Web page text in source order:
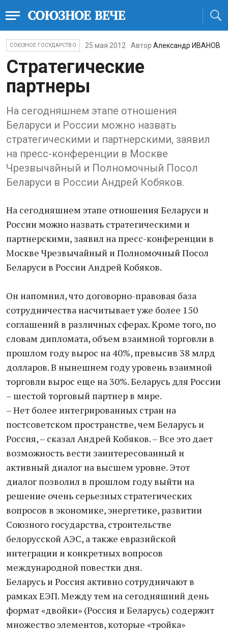
СОЮЗНОЕ ГОСУДАРСТВО 25 мая 2012 Автор Александр ИВАНОВ
Стратегические
партнеры
На сегодняшнем этапе отношения
Беларуси и России можно назвать
стратегическими и партнерскими, заявил
на пресс-конференции в Москве
Чрезвычайный и Полномочный Посол
Беларуси в России Андрей Кобяков.
На сегодняшнем этапе отношения Беларуси и
России можно назвать стратегическими и
партнерскими, заявил на пресс-конференции в
Москве Чрезвычайный и Полномочный Посол
Беларуси в России Андрей Кобяков.
Он напомнил, что договорно-правовая база
сотрудничества насчитывает уже более 150
соглашений в различных сферах. Кроме того, по
словам дипломата, объем взаимной торговли в
прошлом году вырос на 40%, превысив 38 млрд
долларов. В нынешнем году уровень взаимной
торговли вырос еще на 30%. Беларусь для России
– шестой торговый партнер в мире.
– Нет более интегрированных стран на
постсоветском пространстве, чем Беларусь и
Россия, – сказал Андрей Кобяков. – Все это дает
возможность вести заинтересованный и
активный диалог на высшем уровне. Этот
диалог позволил в прошлом году выйти на
решение очень серьезных стратегических
вопросов в экономике, энергетике, развитии
Союзного государства, строительстве
белорусской АЭС, а также евразийской
интеграции и конкретных вопросов
международной повестки дня.
Беларусь и Россия активно сотрудничают в
рамках ЕЭП. Между тем на сегодняшний день
формат «двойки» (Россия и Беларусь) содержит
множество элементов, которые «тройка»